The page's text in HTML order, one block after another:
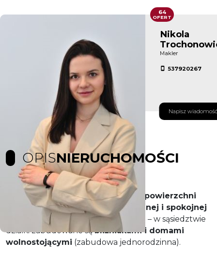
Nikola
Makler
537920267
Napisz wiadomość
64
OFERT
OPISNIERUCHOMOŚCI
Na sprzedaż
działka budowlana o powierzchni
701 m², położona w bardzo
atrakcyjnej i spokojnej
lokalizacji w Mierzynieprzy Zeusa – w sąsiedztwie
działki zabudowane sąbliźniakami i domami
wolnostojącymi (zabudowa jednorodzinna).